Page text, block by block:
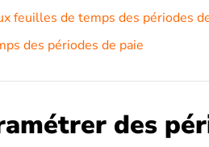
feuilles de temps des périodes
des périodes de paie
des